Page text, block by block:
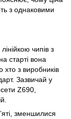
з однаковими
чипів з
старті вона
з виробників
Зазвичай у
Z690,
зменшилися